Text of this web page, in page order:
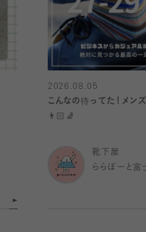
2026.08.05
こんなの待ってた！メン
👨🏻🧦
靴下屋
ららぽーと富